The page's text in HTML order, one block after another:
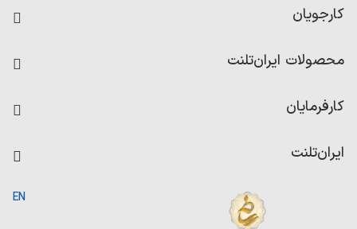
کارجویان
رزومه ساز
امتیاز شرکت‌ها
محصولات ایران‌تلنت
کاردیکس
کارفرمایان
ایران‌تلنت
EN